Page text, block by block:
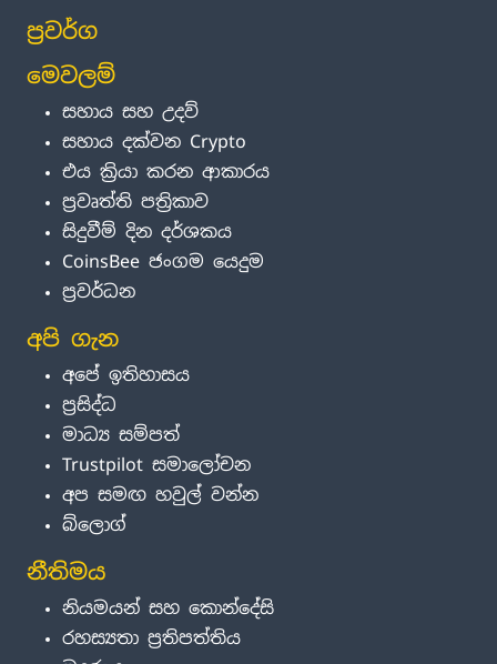
ප්‍රවර්ග
මෙවලම්
සහාය සහ උදව්
සහාය දක්වන Crypto
එය ක්‍රියා කරන ආකාරය
ප්‍රවෘත්ති පත්‍රිකාව
සිදුවීම් දින දර්ශකය
CoinsBee ජංගම යෙදුම
ප්‍රවර්ධන
අපි ගැන
අපේ ඉතිහාසය
ප්‍රසිද්ධ
මාධ්‍ය සම්පත්
Trustpilot සමාලෝචන
අප සමඟ හවුල් වන්න
බ්ලොග්
නීතිමය
නියමයන් සහ කොන්දේසි
රහස්‍යතා ප්‍රතිපත්තිය